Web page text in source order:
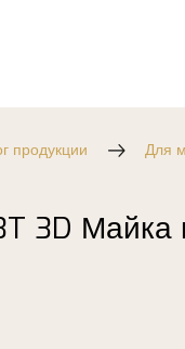
продукции Для
3D Майка